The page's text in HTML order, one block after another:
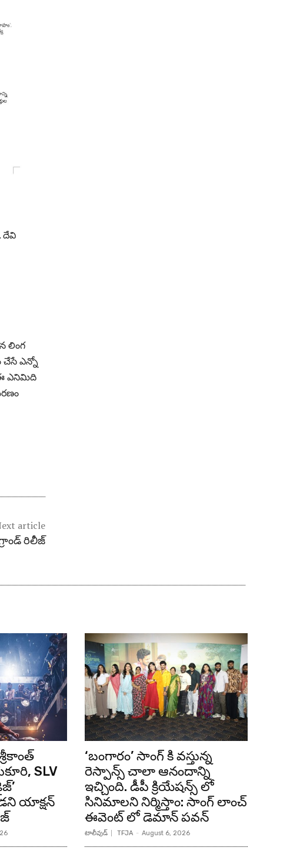
దేవి
లింగ
చేసే ఎన్నో
ఈ ఎనిమిది
article
రిలీజ్‌
SLV
యాక్షన్
‘బంగారం’ సాంగ్ కి వస్తున్న
రెస్పాన్స్ చాలా ఆనందాన్ని
ఇచ్చింది. డీపీ క్రియేషన్స్ లో
సినిమాలని నిర్మిస్తాం: సాంగ్ లాంచ్
ఈవెంట్ లో డెమాన్ పవన్
టాలీవుడ్ TFJA - August 6, 2026